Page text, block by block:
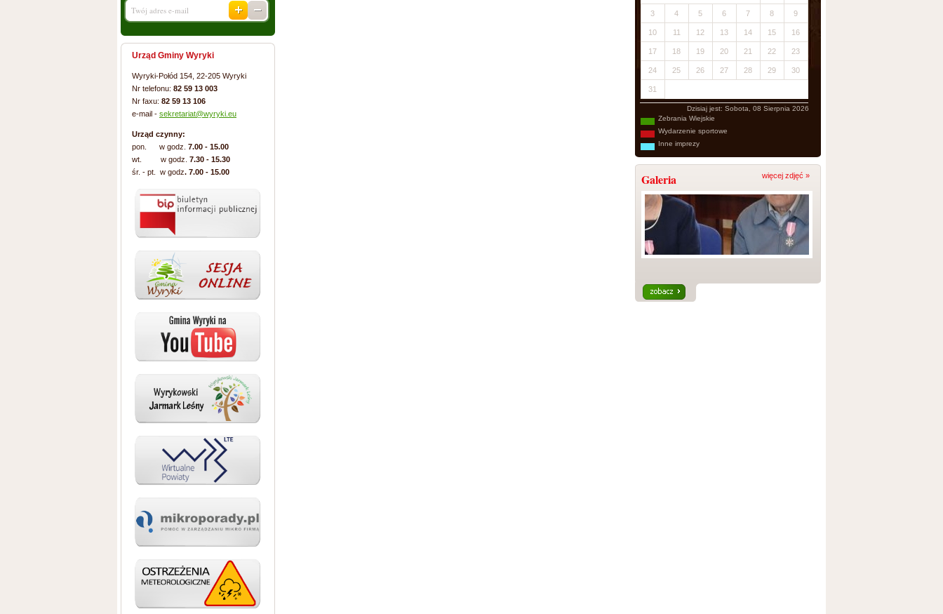
Urząd Gminy Wyryki
Wyryki-Połód 154, 22-205 Wyryki
Nr telefonu: 82 59 13 003
Nr faxu: 82 59 13 106
e-mail - sekretariat@wyryki.eu
Urząd czynny:
pon. w godz. 7.00 - 15.00
wt. w godz. 7.30 - 15.30
śr. - pt. w godz. 7.00 - 15.00
3 4 5 6 7 8 9
10 11 12 13 14 15 16
17 18 19 20 21 22 23
24 25 26 27 28 29 30
31
Dzisiaj jest: Sobota, 08 Sierpnia 2026
Zebrania Wiejskie
Wydarzenie sportowe
Inne imprezy
Galeria więcej zdjęć »